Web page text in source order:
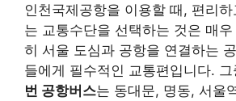
인천국제공항을 이용할 때, 편리
는 교통수단을 선택하는 것은 매
히 서울 도심과 공항을 연결하는
들에게 필수적인 교통편입니다. 그
번 공항버스는 동대문, 명동, 서울